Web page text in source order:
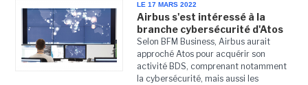
LE 17 MARS 2022
Airbus s'est intéressé à la
branche cybersécurité d'Atos
Selon BFM Business, Airbus aurait
approché Atos pour acquérir son
activité BDS, comprenant notamment
la cybersécurité, mais aussi les